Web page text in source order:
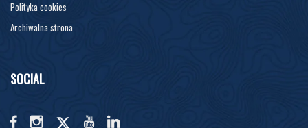
Polityka cookies
Archiwalna strona
SOCIAL